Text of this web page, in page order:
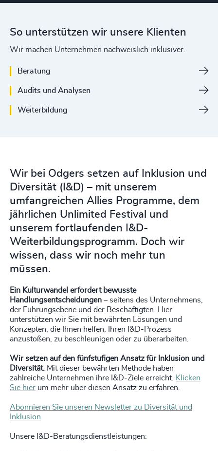
So unterstützen wir unsere Klienten
Wir machen Unternehmen nachweislich inklusiver.
Beratung
Audits und Analysen
Weiterbildung
Wir bei Odgers setzen auf Inklusion und
Diversität (I&D) – mit unserem
umfangreichen Allies Programme, dem
jährlichen Unlimited Festival und
unserem fortlaufenden I&D-
Weiterbildungsprogramm. Doch wir
wissen, dass wir noch mehr tun
müssen.
Ein Kulturwandel erfordert bewusste
Handlungsentscheidungen – seitens des Unternehmens,
der Führungsebene und der Beschäftigten. Hier
unterstützen wir Sie mit bewährten Lösungen und
Konzepten, die Ihnen helfen, Ihren I&D-Prozess
anzustoßen, zu beschleunigen oder zu überarbeiten.
Wir setzen auf den fünfstufigen Ansatz für Inklusion und
Diversität. Mit dieser bewährten Methode haben
zahlreiche Unternehmen ihre I&D-Ziele erreicht. Klicken
Sie hier um mehr über diesen Ansatz zu erfahren.
Abonnieren Sie unseren Newsletter zu Diversität und
Inklusion
Unsere I&D-Beratungsdienstleistungen: